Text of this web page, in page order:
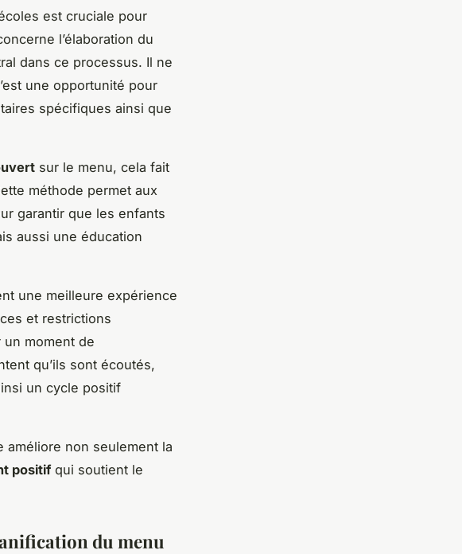
est cruciale pour
l’élaboration du
dans ce processus. Il ne
une opportunité pour
spécifiques ainsi que
sur le menu, cela fait
méthode permet aux
garantir que les enfants
aussi une éducation
une meilleure expérience
et restrictions
moment de
qu’ils sont écoutés,
un cycle positif
améliore non seulement la
positifqui soutient le
du menu